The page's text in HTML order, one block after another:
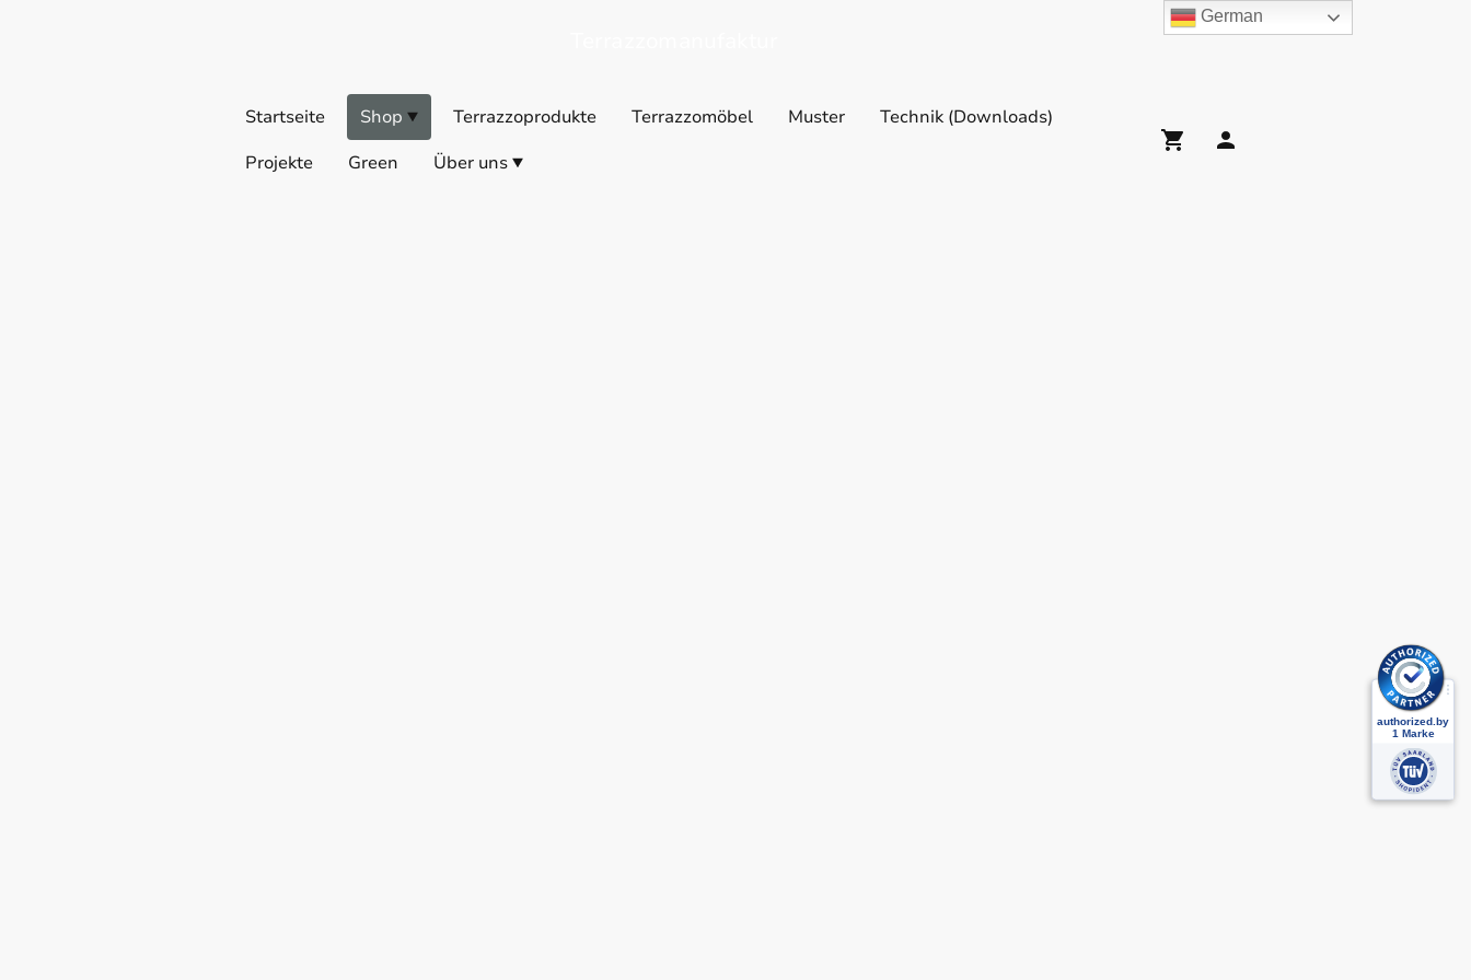
Startseite Shop Terrazzoprodukte Terrazzomöbel Muster
Technik (Downloads)
Projekte
Green Über uns
German